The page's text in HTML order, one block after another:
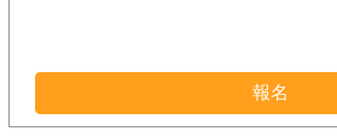
報名